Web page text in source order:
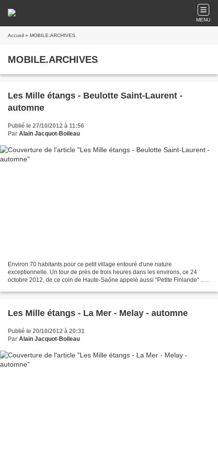
MENU
Accueil » MOBILE.ARCHIVES
MOBILE.ARCHIVES
Les Mille étangs - Beulotte Saint-Laurent -
automne
Publié le 27/10/2012 à 11:56
Par Alain Jacquot-Boileau
Environ 70 habitants pour ce petit village entouré d'une nature
exceptionnelle. Un tour de près de trois heures dans les environs, ce 24
octobre 2012, de ce coin de Haute-Saône appelé aussi "Petite Finlande" ...
Les Mille étangs - La Mer - Melay - automne
Publié le 20/10/2012 à 20:31
Par Alain Jacquot-Boileau